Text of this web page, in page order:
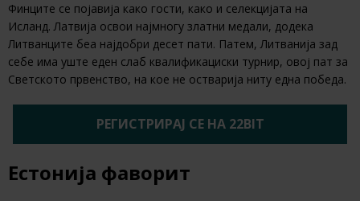
Финците се појавија како гости, како и селекцијата на
Исланд. Латвија освои најмногу златни медали, додека
Литванците беа најдобри десет пати. Патем, Литванија зад
себе има уште еден слаб квалификациски турнир, овој пат за
Светското првенство, на кое не остварија ниту една победа.
РЕГИСТРИРАЈ СЕ НА 22BIT
Естонија фаворит